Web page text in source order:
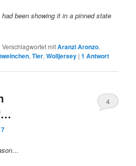
been showing it in a pinned state
|Verschlagwortet mitAranzi Aronzo,
,Tier,Wolljersey |1 Antwort
4